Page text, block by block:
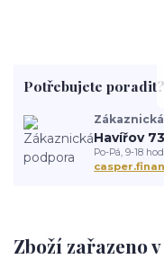
Zboží zařazeno
Potřebujete poradit?
Havířov
Po-Pá, 9-18